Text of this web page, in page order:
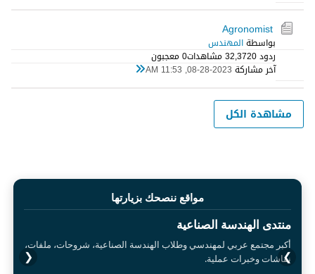
Agronomist
بواسطةالمهندس
ردود 0 32,372 مشاهدات
0 معجبون
آخر مشاركة 08-28-2023, 11:53 AM
مشاهدة الكل
مواقع ننصحك بزيارتها
منتدى الهندسة الصناعية
أكبر مجتمع عربي لمهندسي وطلاب الهندسة الصناعية، شروحات، ملفات،
نقاشات وخبرات عملية.
❮ ❯